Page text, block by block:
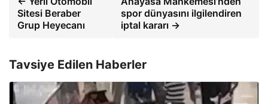
Sitesi Beraber
Grup Heyecanı
spor dünyasını ilgilendiren
iptal kararı →
Tavsiye Edilen Haberler